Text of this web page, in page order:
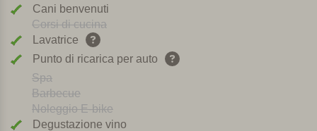
Cani benvenuti
Corsi di cucina
Lavatrice
Punto di ricarica per auto
Spa
Barbecue
Noleggio E-bike
Degustazione vino